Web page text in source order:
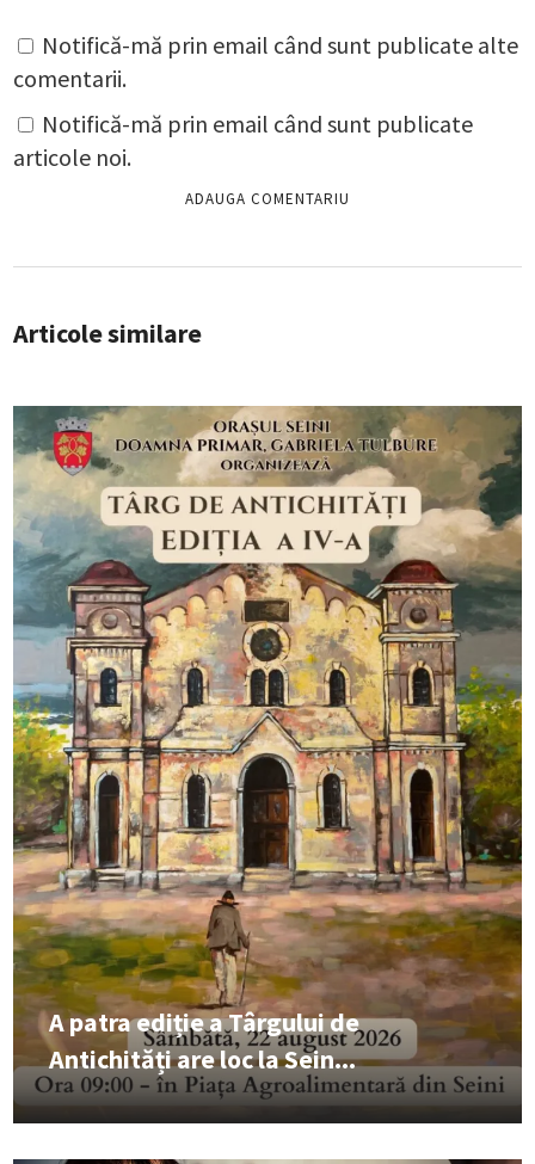
Notifică-mă prin email când sunt publicate alte
comentarii.
Notifică-mă prin email când sunt publicate
articole noi.
Articole similare
A patra ediție a Târgului de
Antichități are loc la Sein...